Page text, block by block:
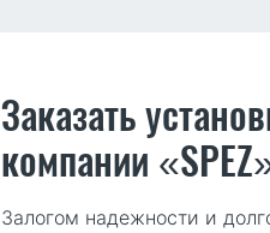
Заказать
компании
Залогом надежности и